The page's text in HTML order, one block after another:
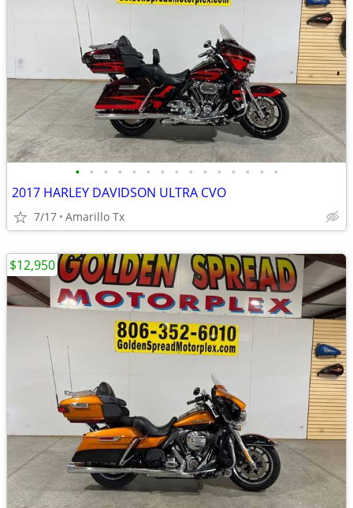
• • • • • • • • • • • • • • •
2017 HARLEY DAVIDSON ULTRA CVO
7/17 Amarillo Tx
$12,950